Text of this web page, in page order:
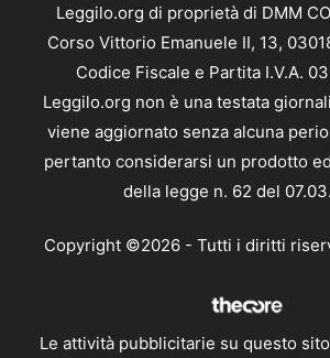
Leggilo.org di proprietà di DMM
Corso Vittorio Emanuele II, 13,
Codice Fiscale e Partita I.V.A.
Leggilo.org non è una testata
viene aggiornato senza alcuna
pertanto considerarsi un prodotto
della legge n. 62 del
Copyright ©2026 - Tutti i diritti
Le attività pubblicitarie su questo